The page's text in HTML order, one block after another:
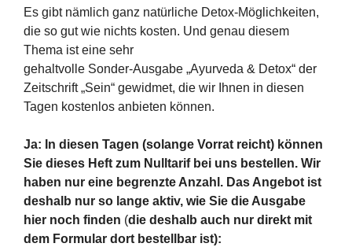
Es gibt nämlich ganz natürliche Detox-Möglichkeiten,
die so gut wie nichts kosten. Und genau diesem
Thema ist eine sehr
gehaltvolle Sonder-Ausgabe „Ayurveda & Detox“ der
Zeitschrift „Sein“ gewidmet, die wir Ihnen in diesen
Tagen kostenlos anbieten können.
Ja: In diesen Tagen (solange Vorrat reicht) können
Sie dieses Heft zum Nulltarif bei uns bestellen. Wir
haben nur eine begrenzte Anzahl. Das Angebot ist
deshalb nur so lange aktiv, wie Sie die Ausgabe
hier noch finden (die deshalb auch nur direkt mit
dem Formular dort bestellbar ist):